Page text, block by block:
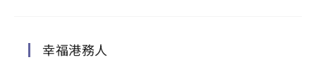
幸福港務人